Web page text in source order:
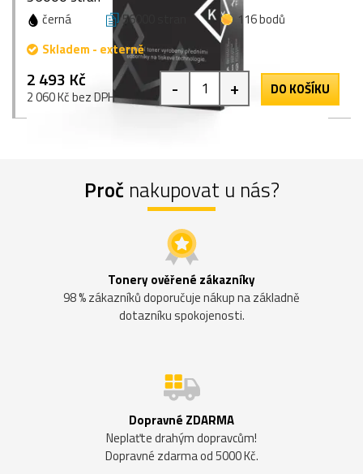
černá 56000 stran
116 bodů
Skladem - externě
2 493 Kč
2 060 Kč bez DPH - + DO KOŠÍKU
Proč nakupovat u nás?
Tonery ověřené zákazníky
98 % zákazníků doporučuje nákup na základně
dotazníku spokojenosti.
Dopravné ZDARMA
Neplaťte drahým dopravcům!
Dopravné zdarma od 5000 Kč.